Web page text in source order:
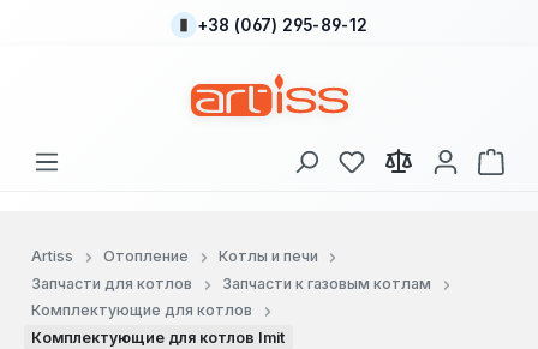
Перейти к основному содержанию
+38 (067) 295-89-12
У вас есть товары
В
Artiss Отопление
Котлы и печи
Запчасти для котлов
Запчасти к газовым котлам
Комплектующие для котлов
Комплектующие для котлов Imit